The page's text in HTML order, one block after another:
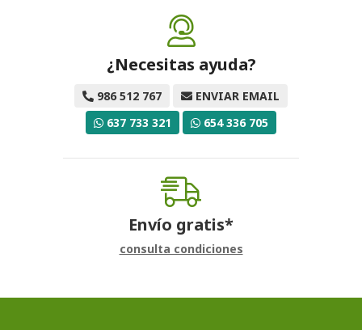
¿Necesitas ayuda?
986 512 767
ENVIAR EMAIL
637 733 321
654 336 705
Envío gratis*
consulta condiciones